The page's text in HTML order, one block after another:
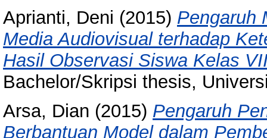
Aprianti, Deni (2015) Pengaruh
Media Audiovisual terhadap
Hasil Observasi Siswa Kelas
Bachelor/Skripsi thesis,
Arsa, Dian (2015) Pengaruh
Berbantuan Model dalam